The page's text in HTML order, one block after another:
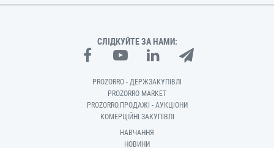
СЛІДКУЙТЕ ЗА НАМИ:
PROZORRO - ДЕРЖЗАКУПІВЛІ
PROZORRO MARKET
PROZORRO.ПРОДАЖІ - АУКЦІОНИ
КОМЕРЦІЙНІ ЗАКУПІВЛІ
НАВЧАННЯ
НОВИНИ